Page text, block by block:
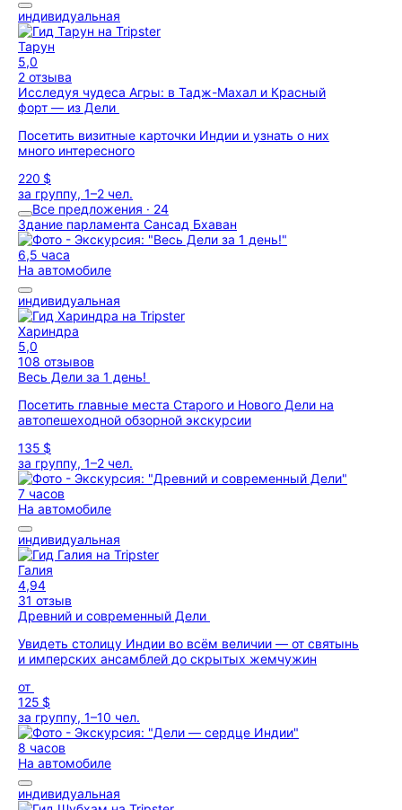
индивидуальная
Тарун
5,0
2 отзыва
Исследуя чудеса Агры: в Тадж-Махал и Красный
форт — из Дели
Посетить визитные карточки Индии и узнать о них
много интересного
220 $
за группу, 1–2 чел.
Все предложения · 24
Здание парламента Сансад Бхаван
6,5 часа
На автомобиле
индивидуальная
Хариндра
5,0
108 отзывов
Весь Дели за 1 день!
Посетить главные места Старого и Нового Дели на
автопешеходной обзорной экскурсии
135 $
за группу, 1–2 чел.
7 часов
На автомобиле
индивидуальная
Галия
4,94
31 отзыв
Древний и современный Дели
Увидеть столицу Индии во всём величии — от святынь
и имперских ансамблей до скрытых жемчужин
от
125 $
за группу, 1–10 чел.
8 часов
На автомобиле
индивидуальная